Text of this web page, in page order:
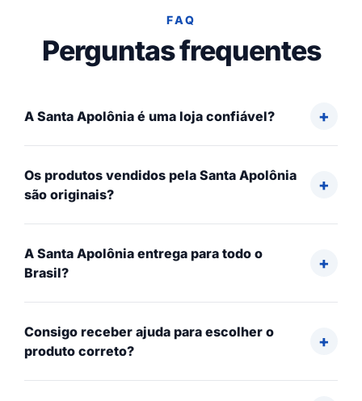
FAQ
Perguntas frequentes
A Santa Apolônia é uma loja confiável?
Os produtos vendidos pela Santa Apolônia
são originais?
A Santa Apolônia entrega para todo o
Brasil?
Consigo receber ajuda para escolher o
produto correto?